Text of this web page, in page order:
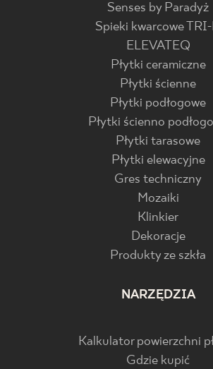
Senses by Paradyż
Spieki kwarcowe
ELEVATEQ
Płytki ceramiczne
Płytki ścienne
Płytki podłogowe
Płytki ścienno
Płytki tarasowe
Płytki elewacyjne
Gres techniczny
Mozaiki
Klinkier
Dekoracje
Produkty ze szkła
NARZĘDZIA
Kalkulator powierzchni
Gdzie kupić